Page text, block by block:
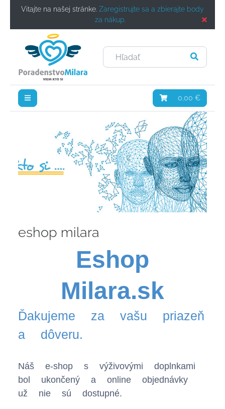
Vitajte na našej stránke. Zaregistrujte sa a zbierajte body
za nákup.
0,00 €
eshop milara
Eshop
Milara.sk
Ďakujeme za vašu priazeň
a dôveru.
Náš e-shop s výživovými doplnkami
bol ukončený a online objednávky
už nie sú dostupné.